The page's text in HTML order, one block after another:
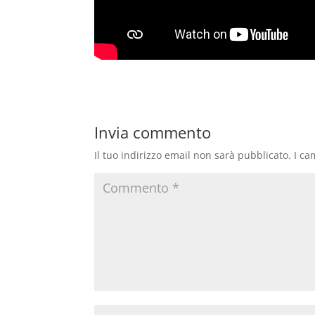
Invia commento
Il tuo indirizzo email non sarà pubblicato. I